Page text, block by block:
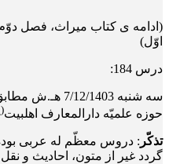
(ادامه ی کتاب میراث، فصل
اوّل)
درس 184:
حوزه علمیّه دارالمعارف اهلبیت
تذکّر : دروس معظّم له عربی
گردد غیر از متون، احادیث و نقل